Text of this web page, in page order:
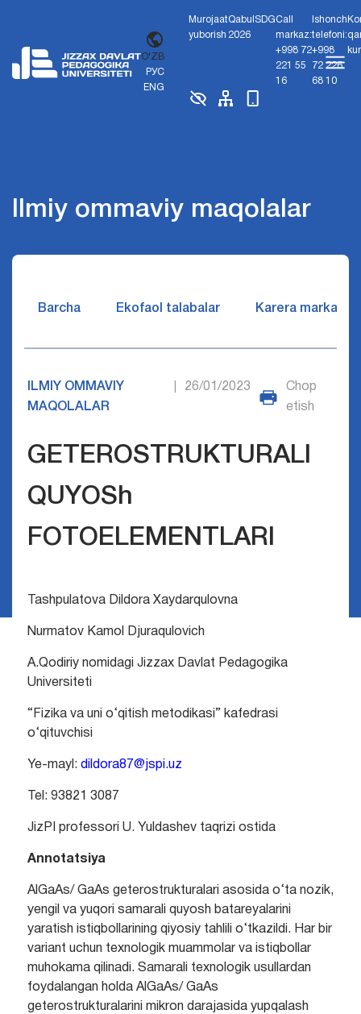
O'ZB
РУС
ENG
Murojaat
yuborish
Qabul
2026
SDGCall
markaz:
+998 72
221 55
16
Ishonch
telefoni:
+998
72 226
68 10
Ilmiy ommaviy maqolalar
Barcha Ekofaol talabalar Karera markazi
ILMIY OMMAVIY
MAQOLALAR
26/01/2023
Chop
etish
GETEROSTRUKTURALI
QUYOSh
FOTOELEMENTLARI
Tashpulatova Dildora Xaydarqulovna
Nurmatov Kamol Djuraqulovich
A.Qodiriy nomidagi Jizzax Davlat Pedagogika
Universiteti
“Fizika va uni o‘qitish metodikasi” kafedrasi
o‘qituvchisi
Ye-mayl: dildora87@jspi.uz
Tel: 93821 3087
JizPI professori U. Yuldashev taqrizi ostida
Annotatsiya
AlGaAs/ GaAs geterostrukturalari asosida o‘ta nozik,
yengil va yuqori samarali quyosh batareyalarini
yaratish istiqbollarining qiyosiy tahlili o‘tkazildi. Har bir
variant uchun texnologik muammolar va istiqbollar
muhokama qilinadi. Samarali texnologik usullardan
foydalangan holda AlGaAs/ GaAs
geterostrukturalarini mikron darajasida yupqalash